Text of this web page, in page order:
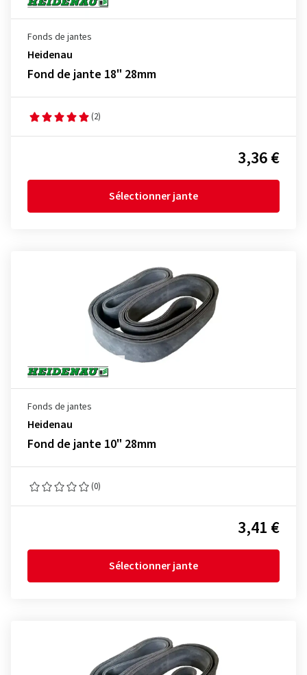
Fonds de jantes
Heidenau
Fond de jante 18" 28mm
(2)
3,36 €
Sélectionner jante
Fonds de jantes
Heidenau
Fond de jante 10" 28mm
(0)
3,41 €
Sélectionner jante